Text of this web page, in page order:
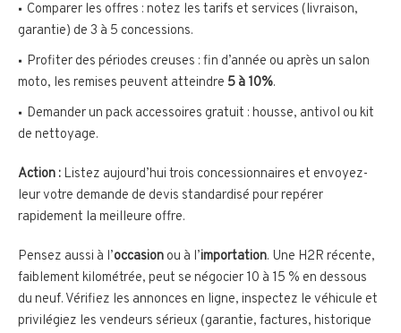
Comparer les offres : notez les tarifs et services (livraison,
garantie) de 3 à 5 concessions.
Profiter des périodes creuses : fin d’année ou après un salon
moto, les remises peuvent atteindre 5 à 10%.
Demander un pack accessoires gratuit : housse, antivol ou kit
de nettoyage.
Action : Listez aujourd’hui trois concessionnaires et envoyez-
leur votre demande de devis standardisé pour repérer
rapidement la meilleure offre.
Pensez aussi à l’occasion ou à l’importation. Une H2R récente,
faiblement kilométrée, peut se négocier 10 à 15 % en dessous
du neuf. Vérifiez les annonces en ligne, inspectez le véhicule et
privilégiez les vendeurs sérieux (garantie, factures, historique